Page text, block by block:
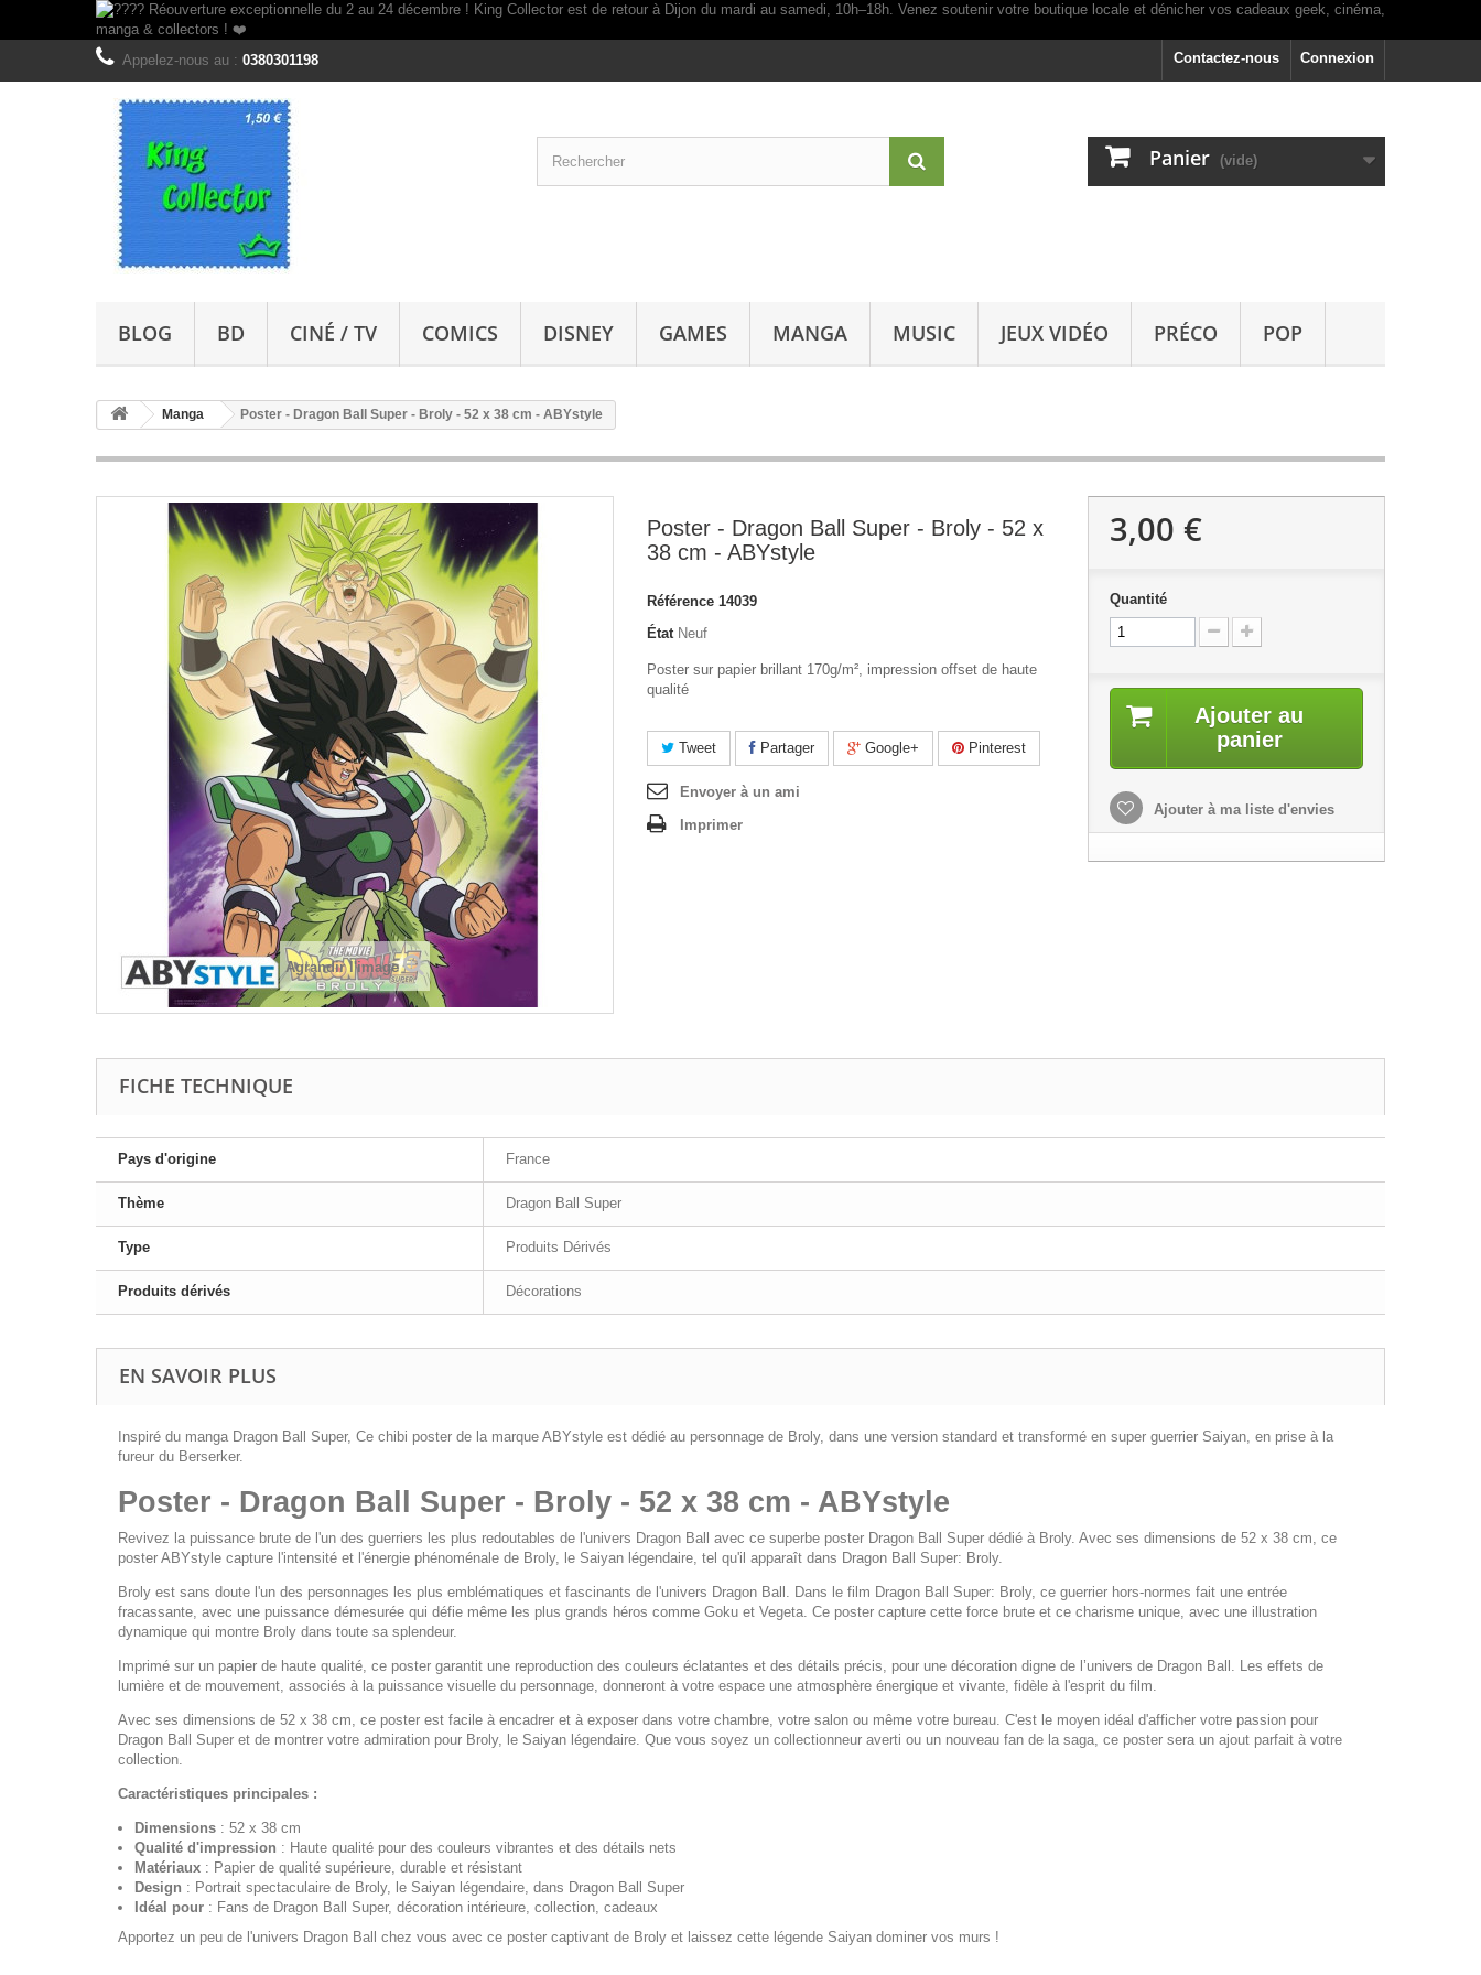
Connexion
Contactez-nous
Appelez-nous au : 0380301198
Panier (vide)
BLOG BD CINÉ / TV COMICS DISNEY GAMES MANGA MUSIC JEUX VIDÉO PRÉCO POP
Manga Poster - Dragon Ball Super - Broly - 52 x 38 cm - ABYstyle
Agrandir l'image
Poster - Dragon Ball Super - Broly - 52 x
38 cm - ABYstyle
Référence 14039
État Neuf
Poster sur papier brillant 170g/m², impression offset de haute
qualité
Tweet Partager Google+ Pinterest
Envoyer à un ami
Imprimer
3,00 €
Quantité
Ajouter au
panier
Ajouter à ma liste d'envies
FICHE TECHNIQUE
Pays d'origine France
Thème Dragon Ball Super
Type Produits Dérivés
Produits dérivés Décorations
EN SAVOIR PLUS
Inspiré du manga Dragon Ball Super, Ce chibi poster de la marque ABYstyle est dédié au personnage de Broly, dans une version standard et transformé en super guerrier Saiyan, en prise à la
fureur du Berserker.
Poster - Dragon Ball Super - Broly - 52 x 38 cm - ABYstyle
Revivez la puissance brute de l'un des guerriers les plus redoutables de l'univers Dragon Ball avec ce superbe poster Dragon Ball Super dédié à Broly. Avec ses dimensions de 52 x 38 cm, ce
poster ABYstyle capture l'intensité et l'énergie phénoménale de Broly, le Saiyan légendaire, tel qu'il apparaît dans Dragon Ball Super: Broly.
Broly est sans doute l'un des personnages les plus emblématiques et fascinants de l'univers Dragon Ball . Dans le film Dragon Ball Super: Broly, ce guerrier hors-normes fait une entrée
fracassante, avec une puissance démesurée qui défie même les plus grands héros comme Goku et Vegeta. Ce poster capture cette force brute et ce charisme unique, avec une illustration
dynamique qui montre Broly dans toute sa splendeur.
Imprimé sur un papier de haute qualité, ce poster garantit une reproduction des couleurs éclatantes et des détails précis, pour une décoration digne de l’univers de Dragon Ball . Les effets de
lumière et de mouvement, associés à la puissance visuelle du personnage, donneront à votre espace une atmosphère énergique et vivante, fidèle à l'esprit du film.
Avec ses dimensions de 52 x 38 cm, ce poster est facile à encadrer et à exposer dans votre chambre, votre salon ou même votre bureau. C'est le moyen idéal d'afficher votre passion pour
Dragon Ball Super et de montrer votre admiration pour Broly, le Saiyan légendaire. Que vous soyez un collectionneur averti ou un nouveau fan de la saga, ce poster sera un ajout parfait à votre
collection.
Caractéristiques principales :
Dimensions : 52 x 38 cm
Qualité d'impression : Haute qualité pour des couleurs vibrantes et des détails nets
Matériaux : Papier de qualité supérieure, durable et résistant
Design : Portrait spectaculaire de Broly, le Saiyan légendaire, dans Dragon Ball Super
Idéal pour : Fans de Dragon Ball Super, décoration intérieure, collection, cadeaux
Apportez un peu de l'univers Dragon Ball chez vous avec ce poster captivant de Broly et laissez cette légende Saiyan dominer vos murs !